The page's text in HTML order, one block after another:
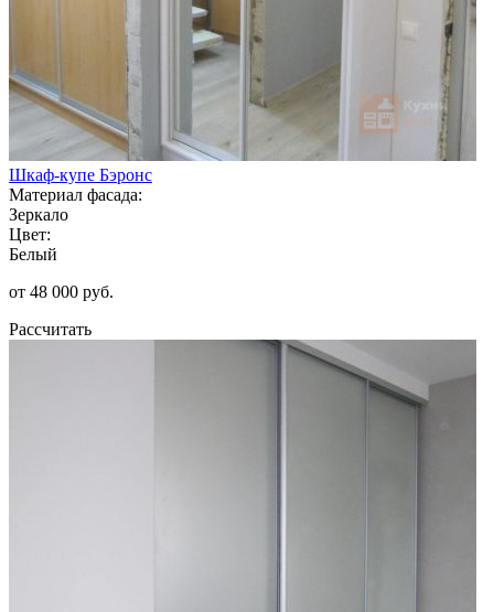
Шкаф-купе Бэронс
Материал фасада:
Зеркало
Цвет:
Белый
от 48 000 руб.
Рассчитать